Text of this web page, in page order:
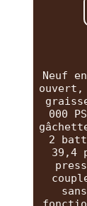
Neuf
000
2
39,4